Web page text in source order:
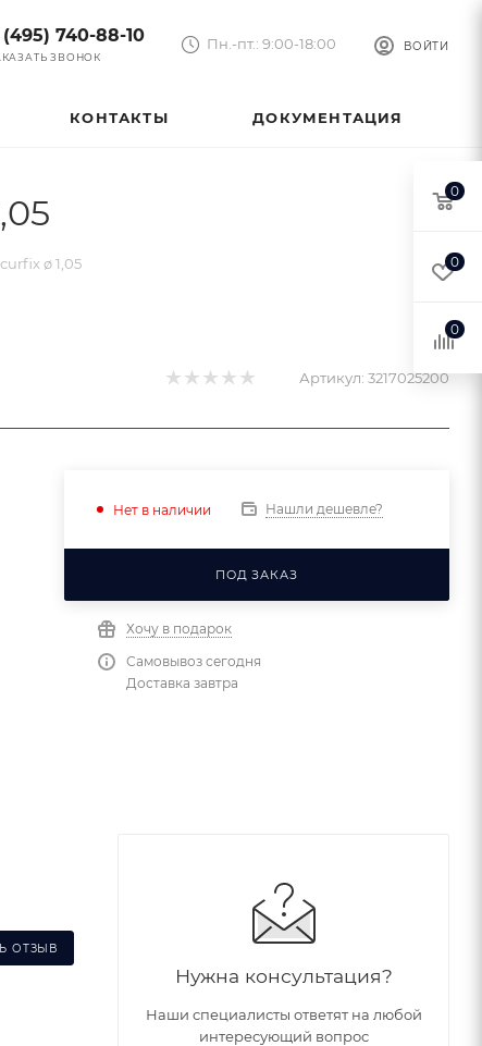
ВОЙТИ
740-88-10
ЗВОНОК
Пн.-пт.: 9:00-18:00
КОНТАКТЫ ДОКУМЕНТАЦИЯ
ø 1,05
Артикул: 3217025200
Нет в наличии Нашли дешевле?
ПОД ЗАКАЗ
Хочу в подарок
Самовывоз сегодня
Доставка завтра
ОТЗЫВ
Нужна консультация?
Наши специалисты ответят на любой
интересующий вопрос
0
0
0